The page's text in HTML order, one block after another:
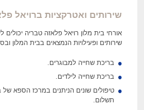
שירותים ואטרקציות ברויאל
אורחי בית מלון רויאל פלאזה טבריה יכולים
שירותים ופעילויות הנמצאים בבית המלון
בריכת שחייה למבוגרים.
בריכת שחייה לילדים.
טיפולים שונים הניתנים במרכז הספא
תשלום.